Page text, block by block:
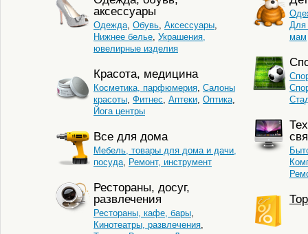
аксессуары
Одежда, Обувь, Аксессуары,
Нижнее белье, Украшения,
ювелирные изделия
Красота, медицина
Косметика, парфюмерия, Салоны
красоты, Фитнес, Аптеки, Оптика,
Йога центры
Все для дома
Мебель, товары для дома и дачи,
посуда, Ремонт, инструмент
Рестораны, досуг,
развлечения
Рестораны, кафе, бары,
Кинотеатры, развлечения,
Для
мам